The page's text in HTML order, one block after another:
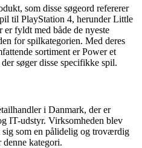
som disse søgeord refererer
til PlayStation 4, herunder Little
fyldt med både de nyeste
for spilkategorien. Med deres
sortiment er Power et
søger disse specifikke spil.
i Danmark, der er
IT-udstyr. Virksomheden blev
sig som en pålidelig og troværdig
kategori.